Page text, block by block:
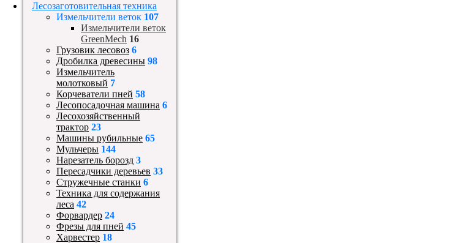
Лесозаготовительная техника
Измельчители веток 107
Измельчители веток
GreenMech 16
Грузовик лесовоз 6
Дробилка древесины 98
Измельчитель
молотковый 7
Корчеватели пней 58
Лесопосадочная машина 6
Лесохозяйственный
трактор 23
Машины рубильные 65
Мульчеры 144
Нарезатель борозд 3
Пересадчики деревьев 33
Стружечные станки 6
Техника для содержания
леса 42
Форвардер 24
Фрезы для пней 45
Харвестер 18